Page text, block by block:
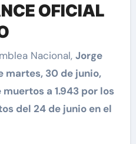
OFICIAL
Nacional, Jorge
martes, 30 de junio,
a 1.943 por los
del 24 de junio en el